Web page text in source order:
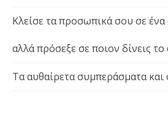
Κλείσε τα προσωπικά σου σε ένα
αλλά πρόσεξε σε ποιον δίνεις το
Τα αυθαίρετα συμπεράσματα και